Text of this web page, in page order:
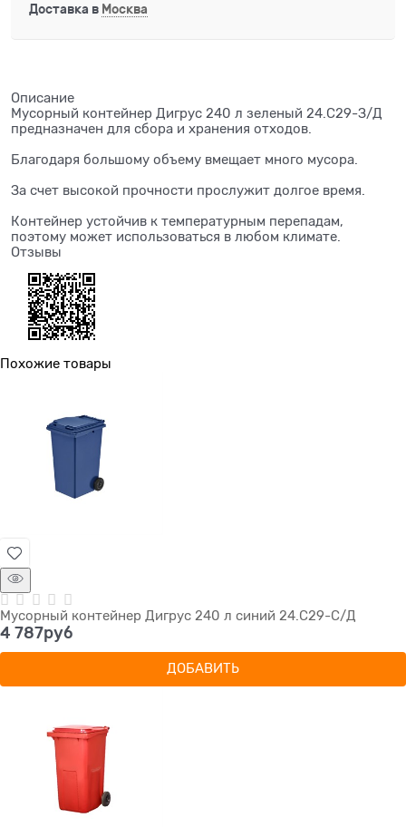
Доставка в Москва
Описание
Мусорный контейнер Дигрус 240 л зеленый 24.С29-З/Д
предназначен для сбора и хранения отходов.
Благодаря большому объему вмещает много мусора.
За счет высокой прочности прослужит долгое время.
Контейнер устойчив к температурным перепадам,
поэтому может использоваться в любом климате.
Отзывы
Похожие товары
Мусорный контейнер Дигрус 240 л синий 24.С29-С/Д
4 787руб
ДОБАВИТЬ